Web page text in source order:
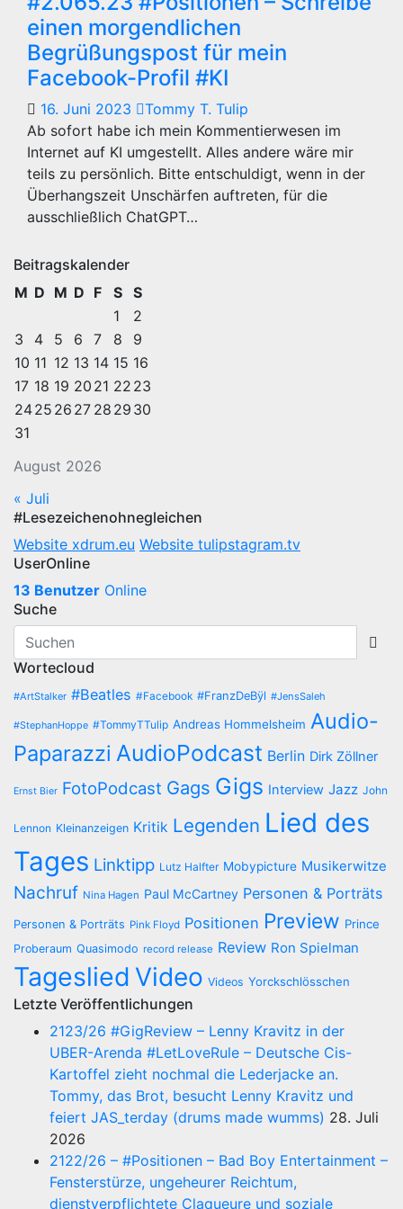
einen morgendlichen
Begrüßungspost für mein
Facebook-Profil #KI
16. Juni 2023
Tommy T. Tulip
Ab sofort habe ich mein Kommentierwesen im
Internet auf KI umgestellt. Alles andere wäre mir
teils zu persönlich. Bitte entschuldigt, wenn in der
Überhangszeit Unschärfen auftreten, für die
ausschließlich ChatGPT…
Beitragskalender
August 2026
M D M D F S S
1
2
3
4 5 6 7 8
9
10 11 12 13 14 15 16
17 18 19 20 21 22 23
2425 26 27 28 29 30
31
« Juli
#Lesezeichenohnegleichen
Website xdrum.eu Website tulipstagram.tv
UserOnline
13 Benutzer Online
Suche
Wortecloud
#ArtStalker #Beatles #Facebook #FranzDeBÿl #JensSaleh
#StephanHoppe #TommyTTulip Andreas Hommelsheim Audio-
Paparazzi AudioPodcast Berlin Dirk Zöllner
Ernst Bier FotoPodcast Gags Gigs Interview Jazz John
Lennon Kleinanzeigen Kritik Legenden Lied des
Tages Linktipp Lutz Halfter Mobypicture Musikerwitze
Nachruf Nina Hagen Paul McCartney Personen & Porträts
Personen & Porträts Pink Floyd Positionen Preview Prince
Proberaum Quasimodo record release Review Ron Spielman
Tageslied Video Videos Yorckschlösschen
Letzte Veröffentlichungen
2123/26 #GigReview – Lenny Kravitz in der
UBER-Arenda #LetLoveRule – Deutsche Cis-
Kartoffel zieht nochmal die Lederjacke an.
Tommy, das Brot, besucht Lenny Kravitz und
feiert JAS_terday (drums made wumms) 28. Juli
2026
2122/26 – #Positionen – Bad Boy Entertainment –
Fensterstürze, ungeheurer Reichtum,
dienstverpflichtete Claqueure und soziale